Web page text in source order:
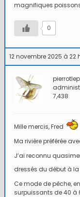
magnifiques
0
12 novembre 2025 à 22
7,438
Mille mercis, Fred
Ma rivière préférée
J’ai reconnu
dressés du début à
Ce mode de pêche,
surpuissants de 40 à